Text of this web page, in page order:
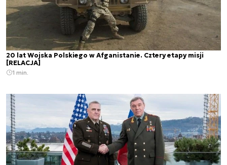
20 lat Wojska Polskiego w Afganistanie. Cztery etapy misji
[RELACJA]
1 min.